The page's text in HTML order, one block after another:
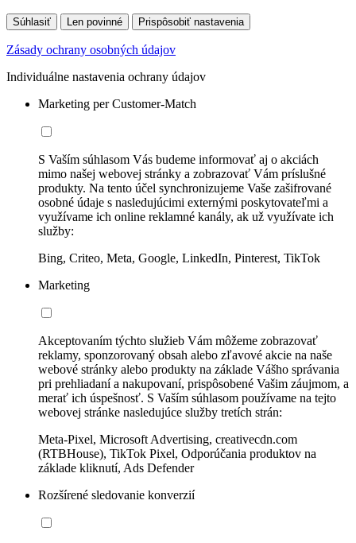
Súhlasiť Len povinné Prispôsobiť nastavenia
Zásady ochrany osobných údajov
Individuálne nastavenia ochrany údajov
Marketing per Customer-Match
S Vaším súhlasom Vás budeme informovať aj o akciách
mimo našej webovej stránky a zobrazovať Vám príslušné
produkty. Na tento účel synchronizujeme Vaše zašifrované
osobné údaje s nasledujúcimi externými poskytovateľmi a
využívame ich online reklamné kanály, ak už využívate ich
služby:
Bing, Criteo, Meta, Google, LinkedIn, Pinterest, TikTok
Marketing
Akceptovaním týchto služieb Vám môžeme zobrazovať
reklamy, sponzorovaný obsah alebo zľavové akcie na naše
webové stránky alebo produkty na základe Vášho správania
pri prehliadaní a nakupovaní, prispôsobené Vašim záujmom, a
merať ich úspešnosť. S Vaším súhlasom používame na tejto
webovej stránke nasledujúce služby tretích strán:
Meta-Pixel, Microsoft Advertising, creativecdn.com
(RTBHouse), TikTok Pixel, Odporúčania produktov na
základe kliknutí, Ads Defender
Rozšírené sledovanie konverzií